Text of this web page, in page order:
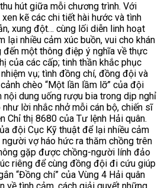
hút giữa mỗi chương trình. Với
kẽ các chi tiết hài hước và tình
xung đột… cùng lối diễn linh hoạt
lại nhiều cảm xúc buồn, vui cho khán
một thông điệp ý nghĩa về thực
của các cấp; tinh thần khắc phục
vụ; tình đồng chí, đồng đội và
chèo “Một lần lầm lỡ” của đội
nội dung uống rượu bia trong dịp nghỉ
lời nhắc nhở mỗi cán bộ, chiến sĩ
Chỉ thị 8680 của Tư lệnh Hải quân.
đội Cục Kỹ thuật để lại nhiều cảm
người vợ háo hức ra thăm chồng trên
gặp được chồng-người lính đảo
riêng để cùng đồng đội đi cứu giúp
“Đồng chí” của Vùng 4 Hải quân